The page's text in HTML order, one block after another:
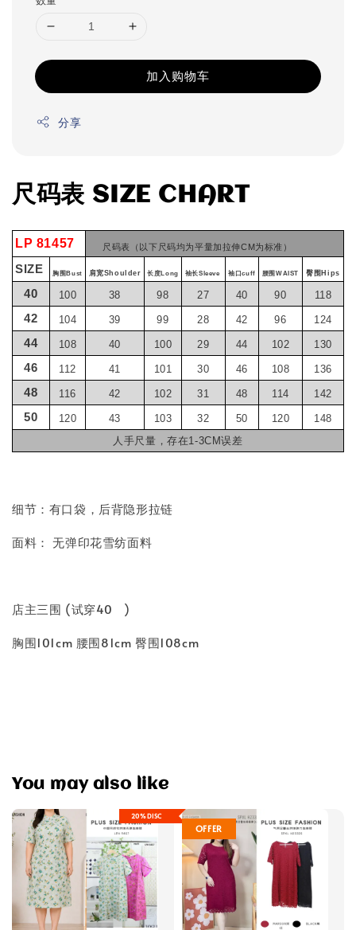
加入购物车
分享
尺码表 SIZE CHART
LP 81457 尺码表（以下尺码均为平量加拉伸CM为标准）
SIZE 胸围Bust 肩宽Shoulder 长度Long 袖长Sleeve 袖口cuff 腰围WAIST 臀围Hips
40 100 38 98 27 40 90 118
42 104 39 99 28 42 96 124
44 108 40 100 29 44 102 130
46 112 41 101 30 46 108 136
48 116 42 102 31 48 114 142
50 120 43 103 32 50 120
148
人手尺量，存在1-3CM误差
细节：有口袋，后背隐形拉链
面料： 无弹印花雪纺面料
店主三围 (试穿40 )
胸围101cm 腰围81cm 臀围108cm
You may also like
20%DISC
OFFER